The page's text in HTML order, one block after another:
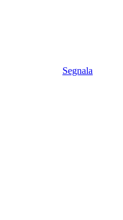
Segnala